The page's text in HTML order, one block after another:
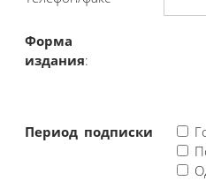
Форма
издания:
Период подписки